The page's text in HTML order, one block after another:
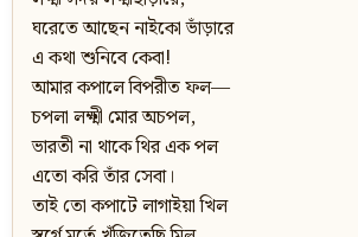
ঘরেতে আছেন নাইকো ভাঁড়ারে
এ কথা শুনিবে কেবা!
আমার কপালে বিপরীত ফল—
চপলা লক্ষ্মী মোর অচপল,
ভারতী না থাকে থির এক পল
এতো করি তাঁর সেবা।
তাই তো কপাটে লাগাইয়া খিল